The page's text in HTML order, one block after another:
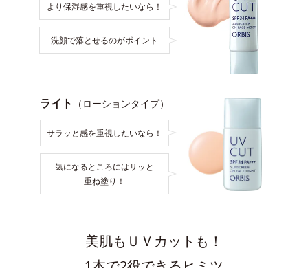
より保湿感を重視したいなら！
洗顔で落とせるのがポイント
ライト （ローションタイプ）
サラッと感を重視したいなら！
気になるところにはサッと
重ね塗り！
美肌もＵＶカットも！